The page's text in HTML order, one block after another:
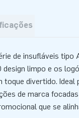
de insufláveis
limpo e os
divertido. Ideal
de marca focadas
que se